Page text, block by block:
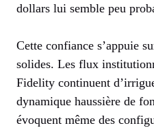
dollars lui semble peu
Cette confiance s’appuie
solides. Les flux
Fidelity continuent
dynamique haussière de
évoquent même des